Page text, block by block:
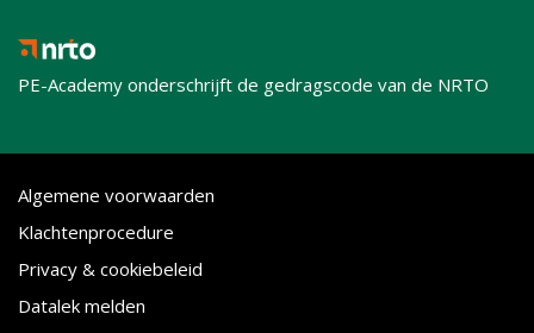
PE-Academy onderschrijft de gedragscode van de NRTO
Algemene voorwaarden
Klachtenprocedure
Privacy & cookiebeleid
Datalek melden